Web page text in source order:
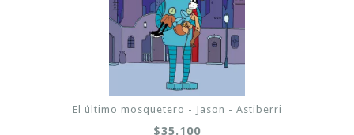
El último mosquetero - Jason - Astiberri
$35.100